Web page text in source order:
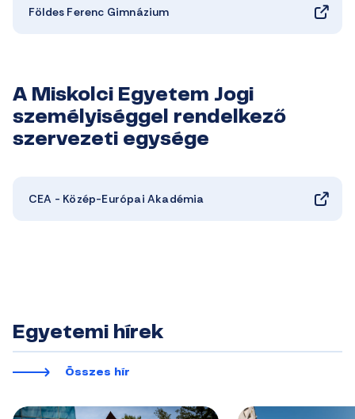
Földes Ferenc Gimnázium
A Miskolci Egyetem Jogi
személyiséggel rendelkező
szervezeti egysége
CEA - Közép-Európai Akadémia
Egyetemi hírek
Összes hír